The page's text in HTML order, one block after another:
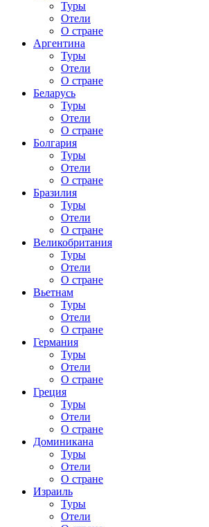
Туры
Отели
О стране
Аргентина
Туры
Отели
О стране
Беларусь
Туры
Отели
О стране
Болгария
Туры
Отели
О стране
Бразилия
Туры
Отели
О стране
Великобритания
Туры
Отели
О стране
Вьетнам
Туры
Отели
О стране
Германия
Туры
Отели
О стране
Греция
Туры
Отели
О стране
Доминикана
Туры
Отели
О стране
Израиль
Туры
Отели